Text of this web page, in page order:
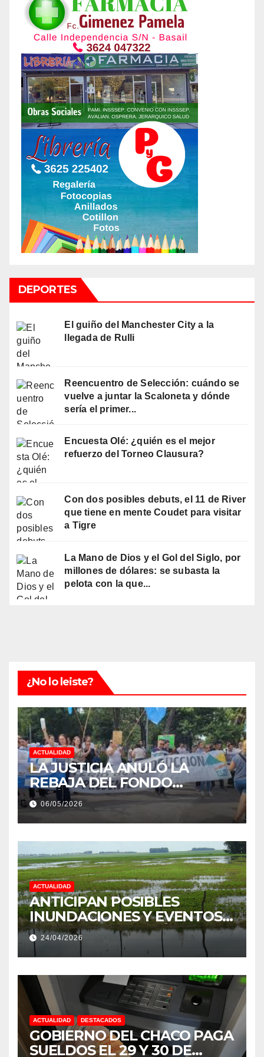
DEPORTES
El guiño del Manchester City a la
llegada de Rulli
Reencuentro de Selección: cuándo se
vuelve a juntar la Scaloneta y dónde
sería el primer...
Encuesta Olé: ¿quién es el mejor
refuerzo del Torneo Clausura?
Con dos posibles debuts, el 11 de River
que tiene en mente Coudet para visitar
a Tigre
La Mano de Dios y el Gol del Siglo, por
millones de dólares: se subasta la
pelota con la que...
¿No lo leiste?
ACTUALIDAD
LA JUSTICIA ANULÓ LA
REBAJA DEL FONDO
ESTÍMULO A EMPLEADOS DE
PRODUCCIÓN DE LA
PROVINCIA DEL CHACO
06/05/2026
ACTUALIDAD
ANTICIPAN POSIBLES
INUNDACIONES Y EVENTOS
EXTREMOS: “PODRÍA SER UN
NIÑO MUY IMPORTANTE”
24/04/2026
ACTUALIDAD DESTACADOS
GOBIERNO DEL CHACO PAGA
SUELDOS EL 29 Y 30 DE